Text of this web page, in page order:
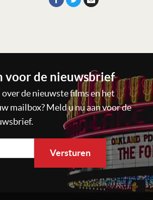
voor de nieuwsbrief
over de nieuwste films en het
mailbox? Meld u nu aan voor de